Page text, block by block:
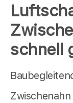
schnell